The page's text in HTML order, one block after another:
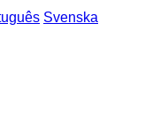
Svenska